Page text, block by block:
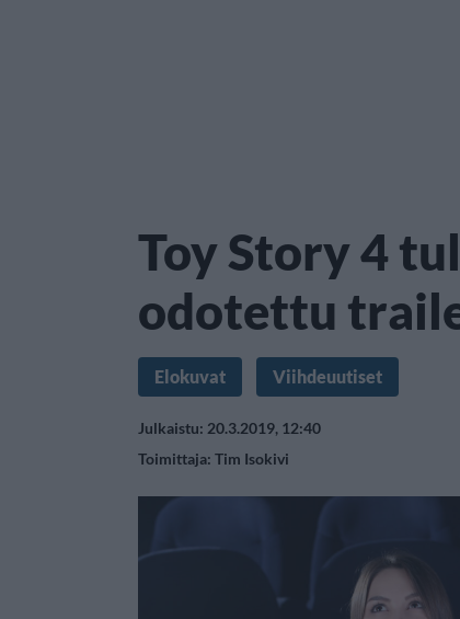
Toy Story 4
odotettu
Elokuvat Viihdeuutiset
Julkaistu: 20.3.2019, 12:40
Toimittaja: Tim Isokivi